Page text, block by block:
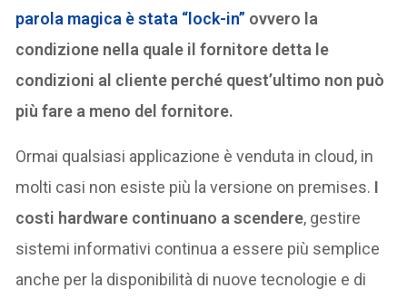
parola magica è stata “lock-in” ovvero la
condizione nella quale il fornitore detta le
condizioni al cliente perché quest’ultimo non può
più fare a meno del fornitore.
Ormai qualsiasi applicazione è venduta in cloud, in
molti casi non esiste più la versione on premises. I
costi hardware continuano a scendere, gestire
sistemi informativi continua a essere più semplice
anche per la disponibilità di nuove tecnologie e di